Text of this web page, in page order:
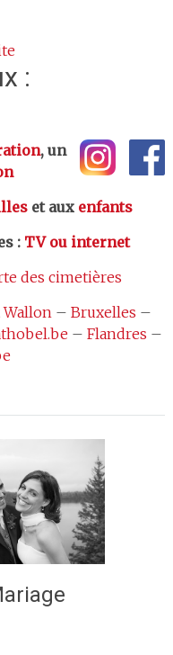
:
, un
et aux enfants
: TV ou internet
des cimetières
Wallon– Bruxelles –
– Flandres –